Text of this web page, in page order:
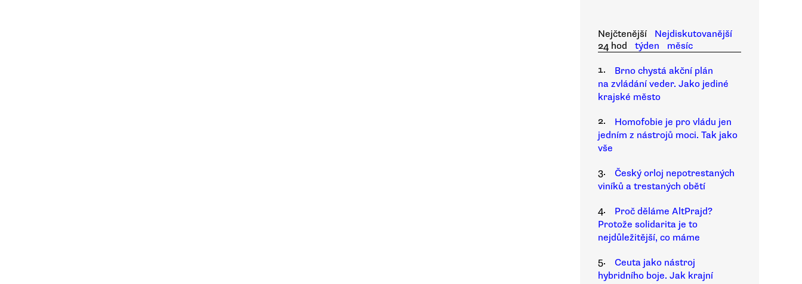
Nejčtenější
Nejdiskutovanější
24 hod
týden
měsíc
1.
Brno chystá akční plán
na zvládání veder. Jako jediné
krajské město
2.
Homofobie je pro vládu jen
jedním z nástrojů moci. Tak jako
vše
3.
Český orloj nepotrestaných
viníků a trestaných obětí
4.
Proč děláme AltPrajd?
Protože solidarita je to
nejdůležitější, co máme
5.
Ceuta jako nástroj
hybridního boje. Jak krajní